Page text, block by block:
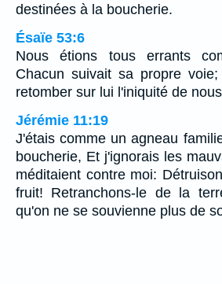
destinées à la boucherie.
Ésaïe 53:6
Nous étions tous errants
Chacun suivait sa propre
retomber sur lui l'iniquité de
Jérémie 11:19
J'étais comme un agneau
boucherie, Et j'ignorais les
méditaient contre moi:
fruit! Retranchons-le de la
qu'on ne se souvienne plus de